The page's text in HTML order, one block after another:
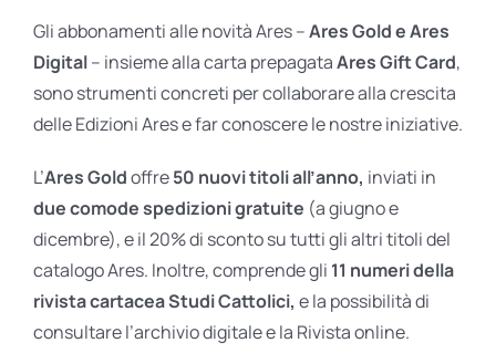
Gli abbonamenti alle novità Ares –Ares Gold e Ares
Digital– insieme alla carta prepagataAres Gift Card,
sono strumenti concreti per collaborare alla crescita
delle Edizioni Ares e far conoscere le nostre iniziative.
L’Ares Goldoffre50 nuovi titoli all’anno, inviati in
due comode spedizioni gratuite (a giugno e
dicembre), e il 20% di sconto su tutti gli altri titoli del
catalogo Ares. Inoltre, comprende gli 11 numeri della
rivista cartacea Studi Cattolici, e la possibilità di
consultare l’archivio digitale e la Rivista online.